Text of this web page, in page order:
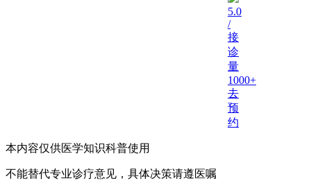
5.0
/
接
诊
量
1000+
去
预
约
本内容仅供医学知识科普使用
不能替代专业诊疗意见，具体决策请遵医嘱